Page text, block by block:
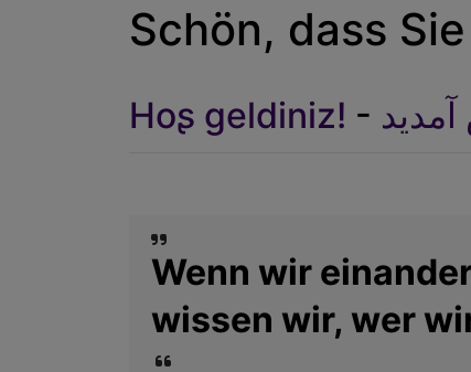
Schön, dass
Hoʂ geldiniz! -
Wenn wir
wissen wir, wer